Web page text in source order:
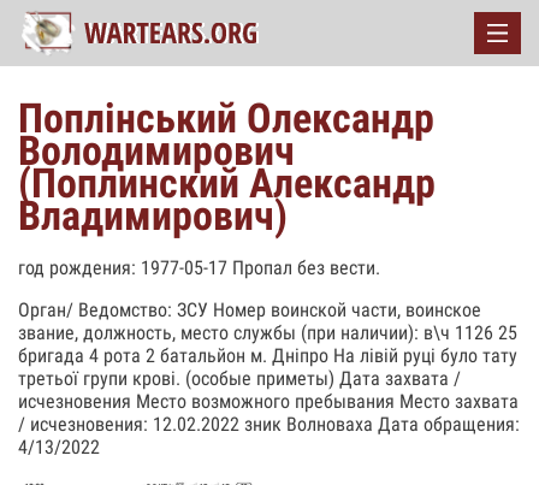
Поплінський Олександр
Володимирович
(Поплинский Александр
Владимирович)
год рождения: 1977-05-17 Пропал без вести.
Орган/ Ведомство: ЗСУ Номер воинской части, воинское
звание, должность, место службы (при наличии): в\ч 1126 25
бригада 4 рота 2 батальйон м. Дніпро На лівій руці було тату
третьої групи крові. (особые приметы) Дата захвата /
исчезновения Место возможного пребывания Место захвата
/ исчезновения: 12.02.2022 зник Волноваха Дата обращения:
4/13/2022